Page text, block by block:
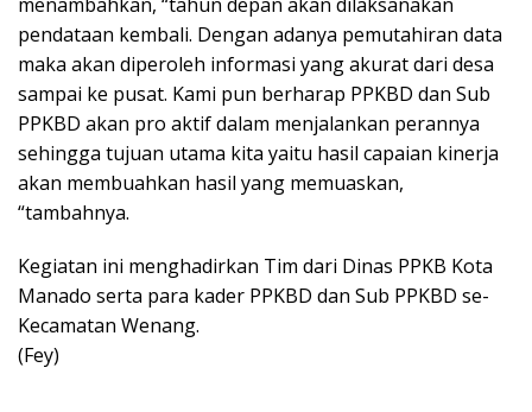
pendataan kembali. Dengan adanya pemutahiran data
maka akan diperoleh informasi yang akurat dari desa
sampai ke pusat. Kami pun berharap PPKBD dan Sub
PPKBD akan pro aktif dalam menjalankan perannya
sehingga tujuan utama kita yaitu hasil capaian kinerja
akan membuahkan hasil yang memuaskan,
“tambahnya.
Kegiatan ini menghadirkan Tim dari Dinas PPKB Kota
Manado serta para kader PPKBD dan Sub PPKBD se-
Kecamatan Wenang.
(Fey)